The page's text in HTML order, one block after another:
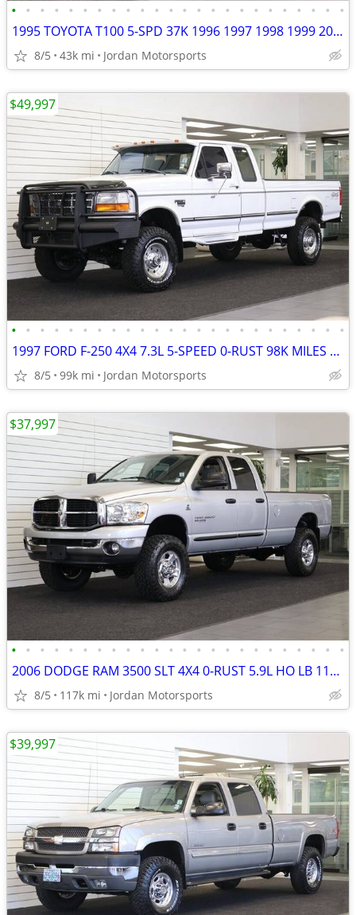
• • • • • • • • • • • • • • • • • • • • • • • •
1995 TOYOTA T100 5-SPD 37K 1996 1997 1998 1999 2000 2001 tundra tacoma
8/5 43k mi Jordan Motorsports
• • • • • • • • • • • • • • • • • • • • • • • •
1997 FORD F-250 4X4 7.3L 5-SPEED 0-RUST 98K MILES F250 F350 1996 1995
8/5 99k mi Jordan Motorsports
$49,997
• • • • • • • • • • • • • • • • • • • • • • • •
2006 DODGE RAM 3500 SLT 4X4 0-RUST 5.9L HO LB 117K 2500 2007 2005 2004
8/5 117k mi Jordan Motorsports
$37,997
$39,997